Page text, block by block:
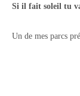
Si il fait soleil tu
Un de mes parcs